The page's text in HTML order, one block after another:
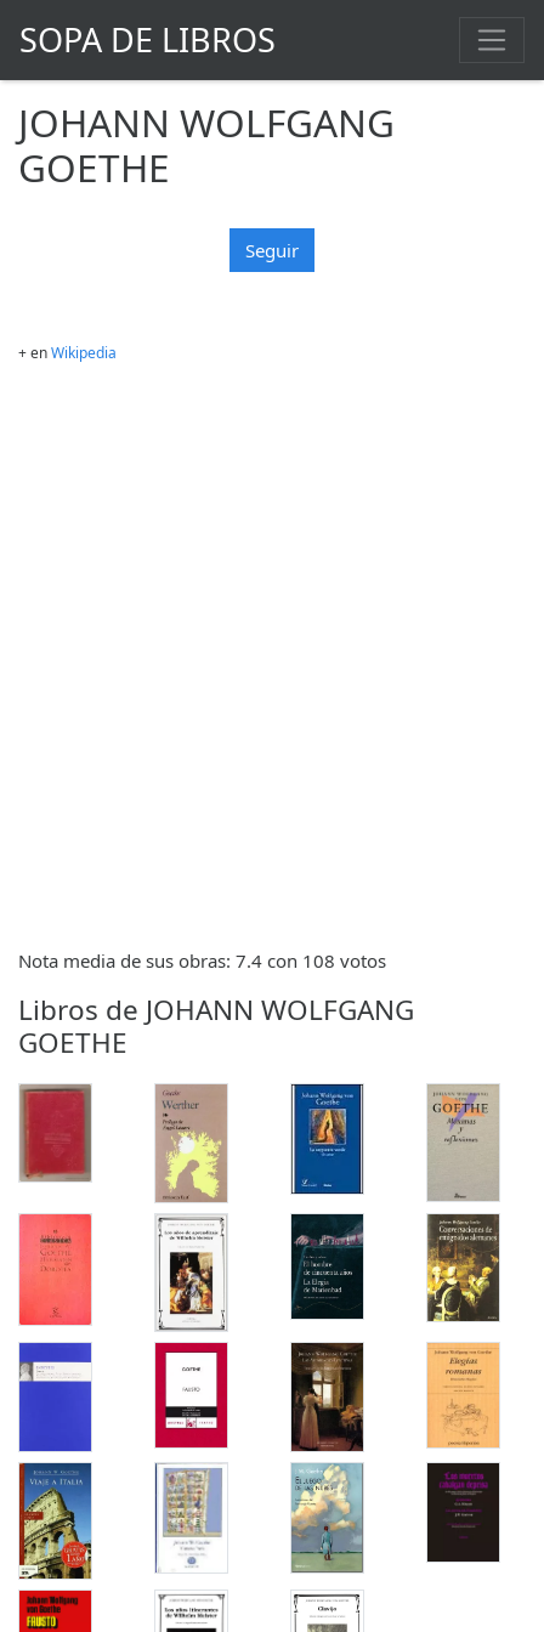
SOPA DE LIBROS
JOHANN WOLFGANG
GOETHE
Seguir
+ enWikipedia
Nota media de sus obras: 7.4 con 108 votos
Libros de JOHANN WOLFGANG
GOETHE